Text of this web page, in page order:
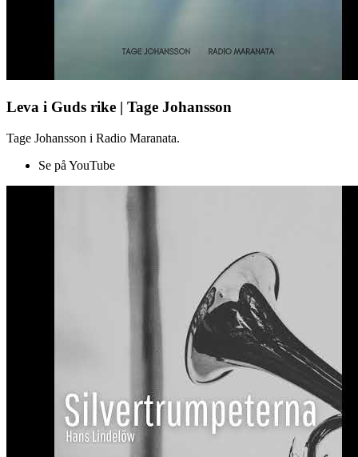
Leva i Guds rike | Tage Johansson
Tage Johansson i Radio Maranata.
Se på YouTube